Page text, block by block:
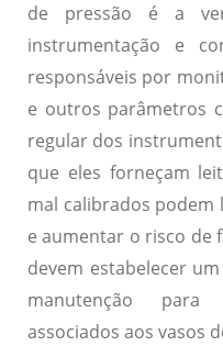
de pressão é a
instrumentação e
responsáveis por
e outros parâmetros
regular dos
que eles forneçam
mal calibrados podem
e aumentar o risco de
devem estabelecer
manutenção
associados aos vasos